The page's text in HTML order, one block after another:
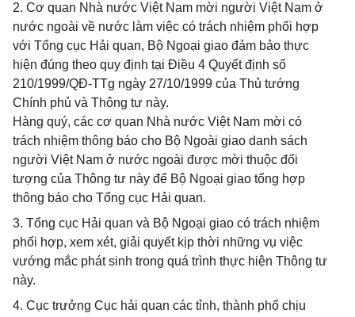
2. Cơ quan Nhà nước Việt Nam mời người Việt Nam ở
nước ngoài về nước làm việc có trách nhiệm phối hợp
với Tổng cục Hải quan, Bộ Ngoại giao đảm bảo thực
hiện đúng theo quy định tại Điều 4 Quyết định số
210/1999/QĐ-TTg ngày 27/10/1999 của Thủ tướng
Chính phủ và Thông tư này.
Hàng quý, các cơ quan Nhà nước Việt Nam mời có
trách nhiệm thông báo cho Bộ Ngoài giao danh sách
người Việt Nam ở nước ngoài được mời thuộc đối
tượng của Thông tư này để Bộ Ngoại giao tổng hợp
thông báo cho Tổng cục Hải quan.
3. Tổng cục Hải quan và Bộ Ngoại giao có trách nhiệm
phối hợp, xem xét, giải quyết kịp thời những vụ việc
vướng mắc phát sinh trong quá trình thực hiện Thông tư
này.
4. Cục trưởng Cục hải quan các tỉnh, thành phố chịu